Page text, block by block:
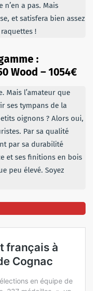
a pas. Mais
et satisfera bien assez
!
:
Wood –1054€
Mais l’amateur que
ses tympans de la
oignons ? Alors oui,
Par sa qualité
par sa durabilité
et ses finitions en bois
peu élevé. Soyez